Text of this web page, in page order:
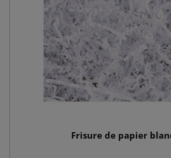
Frisure de papier